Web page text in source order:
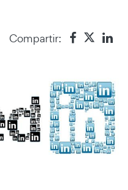
Compartir: